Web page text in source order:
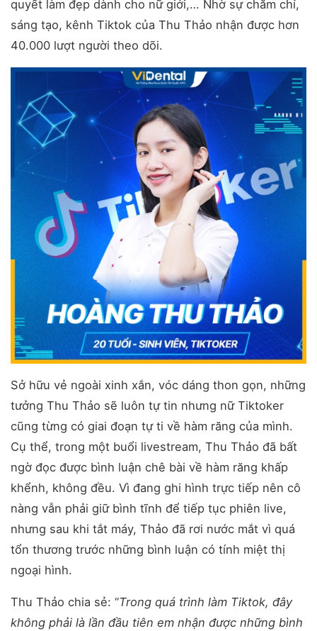
quyết làm đẹp dành cho nữ giới,… Nhờ sự chăm chỉ,
sáng tạo, kênh Tiktok của Thu Thảo nhận được hơn
40.000 lượt người theo dõi.
Sở hữu vẻ ngoài xinh xắn, vóc dáng thon gọn, những
tưởng Thu Thảo sẽ luôn tự tin nhưng nữ Tiktoker
cũng từng có giai đoạn tự ti về hàm răng của mình.
Cụ thể, trong một buổi livestream, Thu Thảo đã bất
ngờ đọc được bình luận chê bài về hàm răng khấp
khểnh, không đều. Vì đang ghi hình trực tiếp nên cô
nàng vẫn phải giữ bình tĩnh để tiếp tục phiên live,
nhưng sau khi tắt máy, Thảo đã rơi nước mắt vì quá
tổn thương trước những bình luận có tính miệt thị
ngoại hình.
Thu Thảo chia sẻ: “Trong quá trình làm Tiktok, đây
không phải là lần đầu tiên em nhận được những bình